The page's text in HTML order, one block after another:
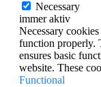
Necessary
immer aktiv
Necessary
function properly.
ensures basic
website. These
Functional